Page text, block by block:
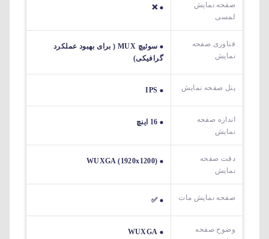
صفحه نمایش
لمسی
❌
فناوری صفحه
نمایش
سوئیچ MUX ( برای بهبود عملکرد
گرافیکی)
پنل صفحه نمایش IPS
اندازه صفحه
نمایش
16 اینچ
دقت صفحه
نمایش
WUXGA (1920x1200)
صفحه نمایش مات ✅
وضوح صفحه
WUXGA